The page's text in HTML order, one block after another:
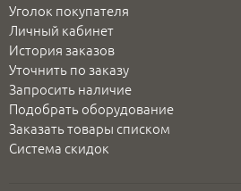
Уголок покупателя
Личный кабинет
История заказов
Уточнить по заказу
Запросить наличие
Подобрать оборудование
Заказать товары списком
Система скидок